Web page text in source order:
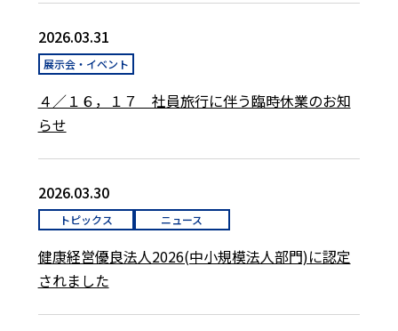
2026.03.31
展示会・イベント
４／１６，１７ 社員旅行に伴う臨時休業のお知
らせ
2026.03.30
トピックス ニュース
健康経営優良法人2026(中小規模法人部門)に認定
されました